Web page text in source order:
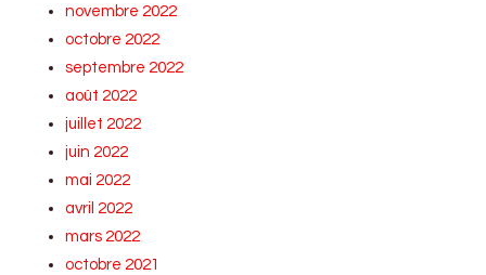
novembre 2022
octobre 2022
septembre 2022
août 2022
juillet 2022
juin 2022
mai 2022
avril 2022
mars 2022
octobre 2021